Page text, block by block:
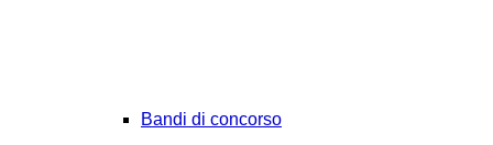
Bandi di concorso